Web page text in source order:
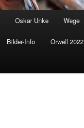
Oskar Unke Wege
Bilder-Info Orwell 2022